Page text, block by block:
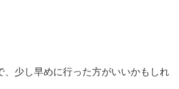
、少し早めに行った方がいいかもしれ